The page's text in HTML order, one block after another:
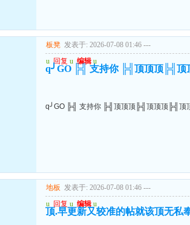
板凳 发表于: 2026-07-08 01:46 ---
u 回复 u 编辑 u
q╯GO ╠╣ 支持你 ╠╣顶顶顶╠╣顶
q╯GO ╠╣ 支持你 ╠╣顶顶顶╠╣顶顶顶╠╣顶
地板 发表于: 2026-07-08 01:46 ---
u 回复 u 编辑 u
顶.早更新又较准的帖就该顶无私